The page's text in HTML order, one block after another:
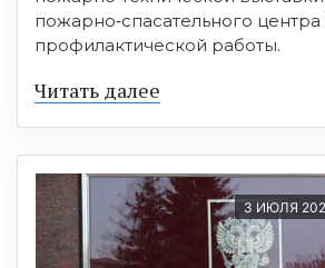
пожарно‑спасательного
профилактической работы.
Читать далее
3 ИЮЛЯ